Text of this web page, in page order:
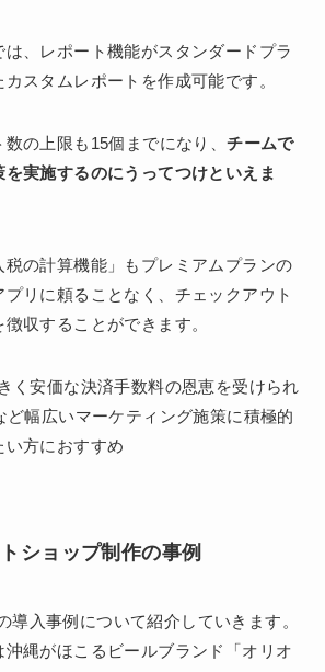
、レポート機能がスタンダードプラ
スタムレポートを作成可能です。
数の上限も15個までになり、チームで
実施するのにうってつけといえま
税の計算機能」もプレミアムプランの
リに頼ることなく、チェックアウト
収することができます。
く安価な決済手数料の恩恵を受けられ
ど幅広いマーケティング施策に積極的
い方におすすめ
ショップ制作の事例
導入事例について紹介していきます。
縄がほこるビールブランド「オリオ